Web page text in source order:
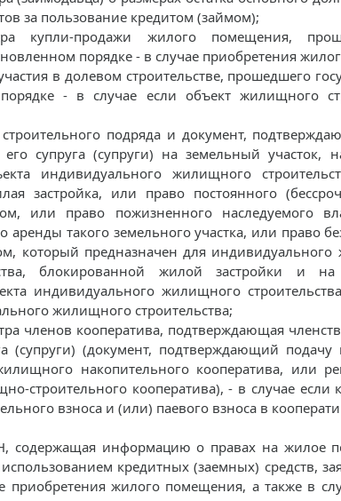
за пользование кредитом (займом);
купли-продажи жилого помещения,
порядке - в случае приобретения
в долевом строительстве, прошедшего
- в случае если объект жилищного
подряда и документ,
супруга (супруги) на земельный участок,
индивидуального жилищного
застройка, или право постоянного
или право пожизненного наследуемого
аренды такого земельного участка, или право
который предназначен для индивидуального
блокированной жилой застройки и на
индивидуального жилищного
жилищного строительства;
членов кооператива, подтверждающая
(супруги) (документ, подтверждающий
накопительного кооператива, или
строительного кооператива), - в случае если
взноса и (или) паевого взноса в
содержащая информацию о правах на жилое
кредитных (заемных) средств,
приобретения жилого помещения, а также в